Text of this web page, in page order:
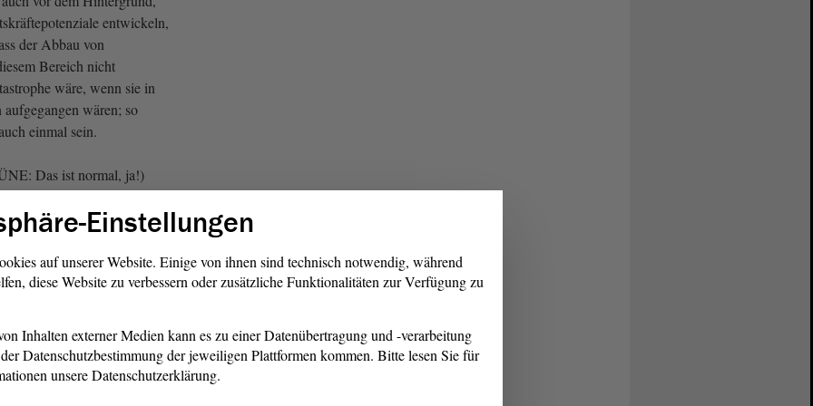
entwickeln,
der Abbau von
Bereich nicht
wäre, wenn sie in
wären; so
einmal sein.
Das ist normal, ja!)
über Intel und solche
Wir müssen noch einmal
dass wir im Bereich der
nicht den Heizer auf der E-
brauchen wir einen
der uns auch auf dem
mit Arbeitsplätzen in
Einstellungen
auf unserer Website. Einige von ihnen sind technisch notwendig, während
diese Website zu verbessern oder zusätzliche Funktionalitäten zur Verfügung zu
Inhalten externer Medien kann es zu einer Datenübertragung und -verarbeitung
Datenschutzbestimmung der jeweiligen Plattformen kommen. Bitte lesen Sie für
unsere Datenschutzerklärung.